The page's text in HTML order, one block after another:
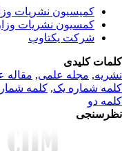
کمیسیون نشریات
کمسیون نشریات
شرکت یکتاوب
کلیدی
,مجله علمی, مقاله
شماره یک,کلمه
دو